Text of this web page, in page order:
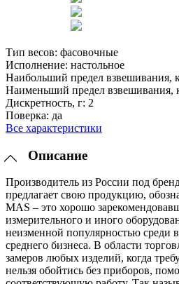
Тип весов: фасовочные
Исполнение: настольное
Наибольший предел взвешивания,
Наименьший предел взвешивания,
Дискретность, г: 2
Поверка: да
Все характеристики
Описание
Производитель из России под
предлагает свою продукцию,
MAS – это хорошо
измерительного и иного
неизменной популярностью среди
среднего бизнеса. В области
замеров любых изделий, когда
нельзя обойтись без приборов,